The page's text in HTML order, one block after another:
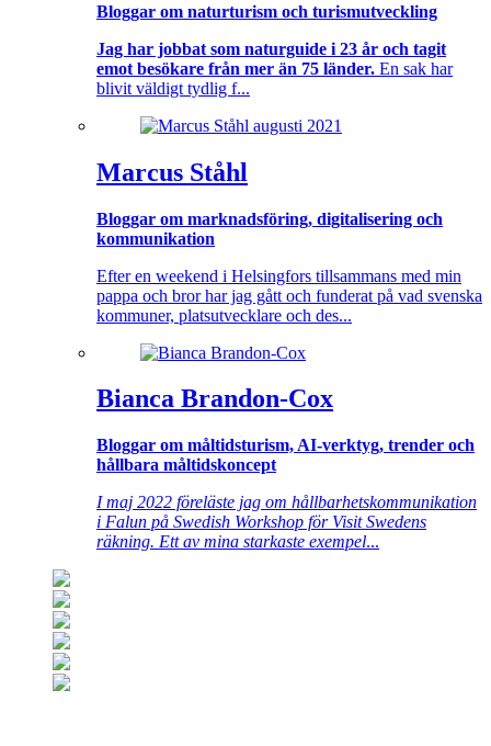
Bloggar om naturturism och turismutveckling
Jag har jobbat som naturguide i 23 år och tagit
emot besökare från mer än 75 länder. En sak har
blivit väldigt tydlig f...
Marcus Ståhl
Bloggar om marknadsföring, digitalisering och
kommunikation
Efter en weekend i Helsingfors tillsammans med min
pappa och bror har jag gått och funderat på vad svenska
kommuner, platsutvecklare och des...
Bianca Brandon-Cox
Bloggar om måltidsturism, AI-verktyg, trender och
hållbara måltidskoncept
I maj 2022 föreläste jag om hållbarhetskommunikation
i Falun på Swedish Workshop för Visit Swedens
räkning. Ett av mina starkaste exempel...